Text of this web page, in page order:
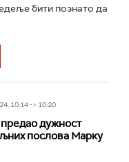
бити познато да
10:14 -> 10:20
дужност
послова Марку